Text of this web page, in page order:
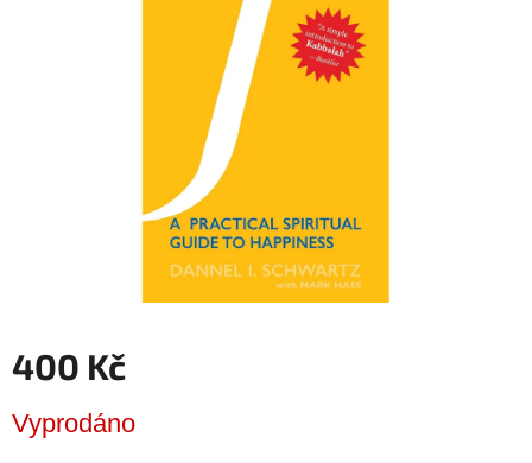
400 Kč
cena:
Vyprodáno